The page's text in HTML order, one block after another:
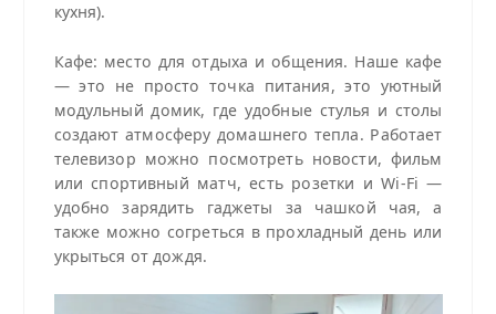
кухня).
Кафе: место для отдыха и общения. Наше кафе
— это не просто точка питания, это уютный
модульный домик, где удобные стулья и столы
создают атмосферу домашнего тепла. Работает
телевизор можно посмотреть новости, фильм
или спортивный матч, есть розетки и Wi‑Fi —
удобно зарядить гаджеты за чашкой чая, а
также можно согреться в прохладный день или
укрыться от дождя.